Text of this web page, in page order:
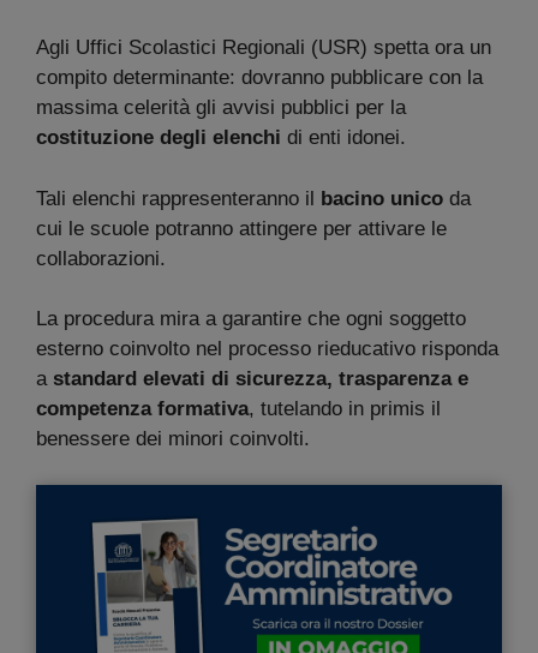
Agli Uffici Scolastici Regionali (USR) spetta ora un
compito determinante: dovranno pubblicare con la
massima celerità gli avvisi pubblici per la
costituzione degli elenchi di enti idonei.
Tali elenchi rappresenteranno il bacino unico da
cui le scuole potranno attingere per attivare le
collaborazioni.
La procedura mira a garantire che ogni soggetto
esterno coinvolto nel processo rieducativo risponda
a standard elevati di sicurezza, trasparenza e
competenza formativa, tutelando in primis il
benessere dei minori coinvolti.